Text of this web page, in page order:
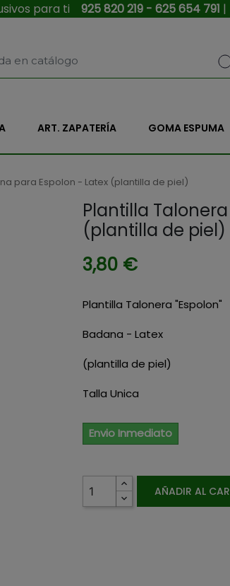
para ti 925 820 219 - 625 654 791 |
ART. ZAPATERÍA GOMA ESPUMA
para Espolon - Latex (plantilla de piel)
Plantilla
(plantilla de piel)
3,80 €
Plantilla Talonera "Espolon"
Badana - Latex
(plantilla de piel)
Talla Unica
Envio Inmediato
AÑADIR AL